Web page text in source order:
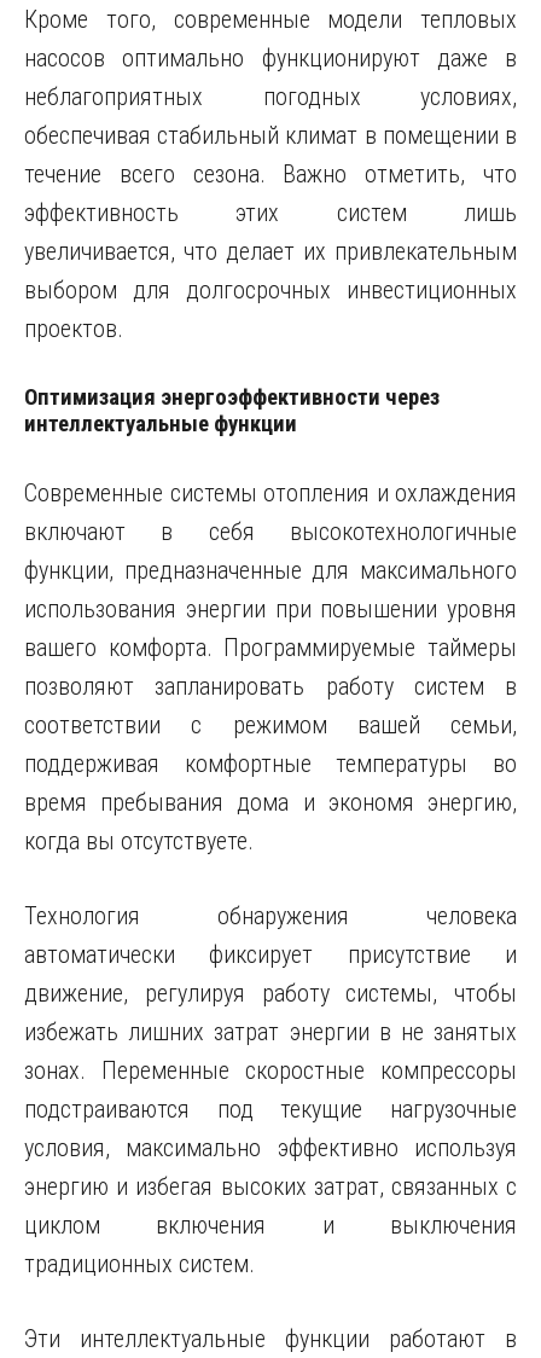
Кроме того, современные модели тепловых
насосов оптимально функционируют даже в
неблагоприятных погодных условиях,
обеспечивая стабильный климат в помещении в
течение всего сезона. Важно отметить, что
эффективность этих систем лишь
увеличивается, что делает их привлекательным
выбором для долгосрочных инвестиционных
проектов.
Оптимизация энергоэффективности через
интеллектуальные функции
Современные системы отопления и охлаждения
включают в себя высокотехнологичные
функции, предназначенные для максимального
использования энергии при повышении уровня
вашего комфорта. Программируемые таймеры
позволяют запланировать работу систем в
соответствии с режимом вашей семьи,
поддерживая комфортные температуры во
время пребывания дома и экономя энергию,
когда вы отсутствуете.
Технология обнаружения человека
автоматически фиксирует присутствие и
движение, регулируя работу системы, чтобы
избежать лишних затрат энергии в не занятых
зонах. Переменные скоростные компрессоры
подстраиваются под текущие нагрузочные
условия, максимально эффективно используя
энергию и избегая высоких затрат, связанных с
циклом включения и выключения
традиционных систем.
Эти интеллектуальные функции работают в